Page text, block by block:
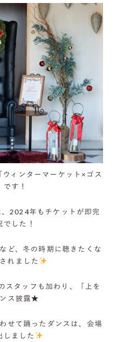
ィンターマーケット×ゴス
す！
2024年もチケットが即完
した！
ど、冬の時期に聴きたくな
れました
スタッフも加わり、「上を
ス披露★
せて踊ったダンスは、会場
しました